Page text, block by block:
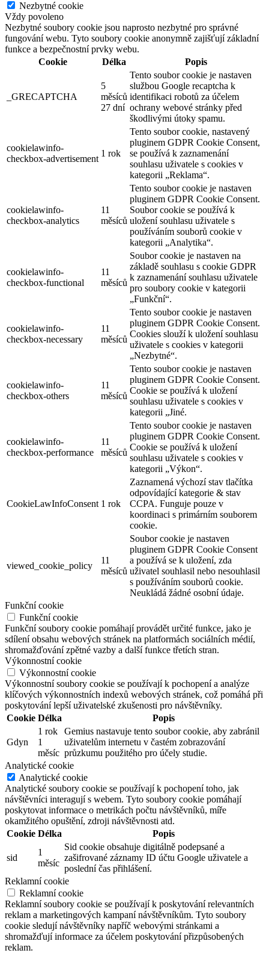
Nezbytné cookie
Vždy povoleno
Nezbytné soubory cookie jsou naprosto nezbytné pro správné
fungování webu. Tyto soubory cookie anonymně zajišťují základní
funkce a bezpečnostní prvky webu.
Cookie
Délka Popis
_GRECAPTCHA
5
měsíců
27 dní
Tento soubor cookie je nastaven
službou Google recaptcha k
identifikaci robotů za účelem
ochrany webové stránky před
škodlivými útoky spamu.
cookielawinfo-
checkbox-advertisement
1 rok
Tento soubor cookie, nastavený
pluginem GDPR Cookie Consent,
se používá k zaznamenání
souhlasu uživatele s cookies v
kategorii „Reklama“.
cookielawinfo-
checkbox-analytics
11
měsíců
Tento soubor cookie je nastaven
pluginem GDPR Cookie Consent.
Soubor cookie se používá k
uložení souhlasu uživatele s
používáním souborů cookie v
kategorii „Analytika“.
cookielawinfo-
checkbox-functional
11
měsíců
Soubor cookie je nastaven na
základě souhlasu s cookie GDPR
k zaznamenání souhlasu uživatele
pro soubory cookie v kategorii
„Funkční“.
cookielawinfo-
checkbox-necessary
11
měsíců
Tento soubor cookie je nastaven
pluginem GDPR Cookie Consent.
Cookies slouží k uložení souhlasu
uživatele s cookies v kategorii
„Nezbytné“.
cookielawinfo-
checkbox-others
11
měsíců
Tento soubor cookie je nastaven
pluginem GDPR Cookie Consent.
Cookie se používá k uložení
souhlasu uživatele s cookies v
kategorii „Jiné.
cookielawinfo-
checkbox-performance
11
měsíců
Tento soubor cookie je nastaven
pluginem GDPR Cookie Consent.
Cookie se používá k uložení
souhlasu uživatele s cookies v
kategorii „Výkon“.
CookieLawInfoConsent 1 rok
Zaznamená výchozí stav tlačítka
odpovídající kategorie & stav
CCPA. Funguje pouze v
koordinaci s primárním souborem
cookie.
viewed_cookie_policy
11
měsíců
Soubor cookie je nastaven
pluginem GDPR Cookie Consent
a používá se k uložení, zda
uživatel souhlasil nebo nesouhlasil
s používáním souborů cookie.
Neukládá žádné osobní údaje.
Funkční cookie
Funkční cookie
Funkční soubory cookie pomáhají provádět určité funkce, jako je
sdílení obsahu webových stránek na platformách sociálních médií,
shromažďování zpětné vazby a další funkce třetích stran.
Výkonnostní cookie
Výkonnostní cookie
Výkonnostní soubory cookie se používají k pochopení a analýze
klíčových výkonnostních indexů webových stránek, což pomáhá při
poskytování lepší uživatelské zkušenosti pro návštěvníky.
Cookie Délka Popis
Gdyn
1 rok
1
měsíc
Gemius nastavuje tento soubor cookie, aby zabránil
uživatelům internetu v častém zobrazování
průzkumu použitého pro účely studie.
Analytické cookie
Analytické cookie
Analytické soubory cookie se používají k pochopení toho, jak
návštěvníci interagují s webem. Tyto soubory cookie pomáhají
poskytovat informace o metrikách počtu návštěvníků, míře
okamžitého opuštění, zdroji návštěvnosti atd.
Cookie Délka Popis
sid
1
měsíc
Sid cookie obsahuje digitálně podepsané a
zašifrované záznamy ID účtu Google uživatele a
poslední čas přihlášení.
Reklamní cookie
Reklamní cookie
Reklamní soubory cookie se používají k poskytování relevantních
reklam a marketingových kampaní návštěvníkům. Tyto soubory
cookie sledují návštěvníky napříč webovými stránkami a
shromažďují informace za účelem poskytování přizpůsobených
reklam.